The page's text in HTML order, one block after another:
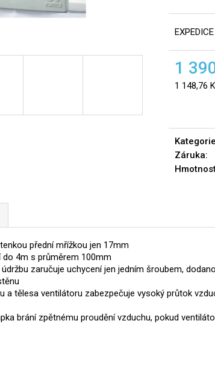
1
1 148,76
Kategorie
Záruka:
přední mřížkou jen 17mm
4m s průměrem 100mm
zaručuje uchycení jen jedním šroubem,
a tělesa ventilátoru zabezpečuje vysoký průtok
brání zpětnému proudění vzduchu, pokud